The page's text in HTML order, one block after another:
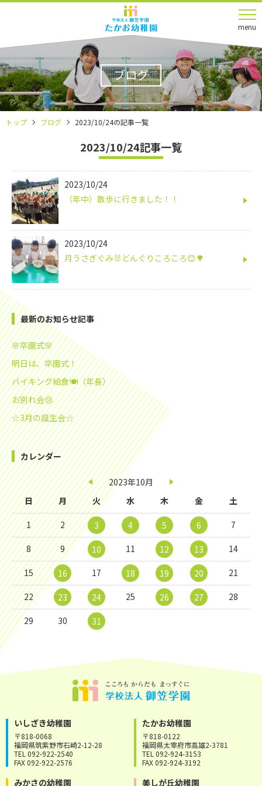
menu
ブログ
トップ ブログ 2023/10/24の記事一覧
2023/10/24記事一覧
2023/10/24
（年中）散歩に行きました！！
2023/10/24
月うさぎぐみ🐰どんぐりころころ😊🌳
最新のお知らせ記事
🌸卒園式🌸
明日は、卒園式！
バイキング給食🍽️（年長）
お別れ会😢
☆3月の誕生会☆
カレンダー
2023年10月
日
月 火 水 木 金 土
1 2 3 4 5 6 7
8 9 10 11 12 13 14
15 16 17 18 19 20 21
22 23 24 25 26 27 28
29 30 31
いしざき幼稚園
〒818-0068
福岡県筑紫野市石崎2-12-28
TEL 092-922-2540
FAX 092-922-2576
たかお幼稚園
〒818-0122
福岡県太宰府市高雄2-3781
TEL 092-924-3153
FAX 092-924-3192
みかさの幼稚園 美しが丘幼稚園